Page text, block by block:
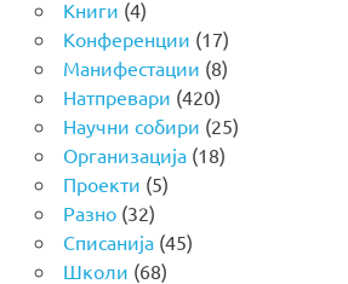
Книги (4)
Конференции (17)
Манифестации (8)
Натпревари (420)
Научни собири (25)
Организација(18)
Проекти (5)
Разно(32)
Списанија(45)
Школи (68)